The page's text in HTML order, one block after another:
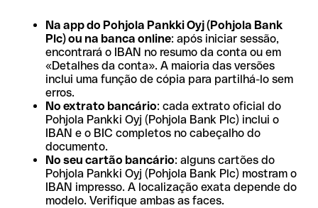
Na app do Pohjola Pankki Oyj (Pohjola Bank
Plc) ou na banca online: após iniciar sessão,
encontrará o IBAN no resumo da conta ou em
«Detalhes da conta». A maioria das versões
inclui uma função de cópia para partilhá-lo sem
erros.
No extrato bancário: cada extrato oficial do
Pohjola Pankki Oyj (Pohjola Bank Plc) inclui o
IBAN e o BIC completos no cabeçalho do
documento.
No seu cartão bancário: alguns cartões do
Pohjola Pankki Oyj (Pohjola Bank Plc) mostram o
IBAN impresso. A localização exata depende do
modelo. Verifique ambas as faces.